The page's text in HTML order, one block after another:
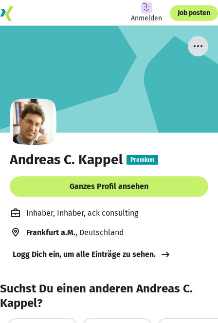
Anmelden
Job posten
Andreas C. Kappel Premium
Ganzes Profil ansehen
Inhaber, Inhaber, ack consulting
Frankfurt a.M., Deutschland
Logg Dich ein, um alle Einträge zu sehen.
Suchst Du einen anderen Andreas C.
Kappel?